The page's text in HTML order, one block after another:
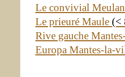
Le convivial
Le prieuré Maule (<
Rive gauche
Europa Mantes-la-